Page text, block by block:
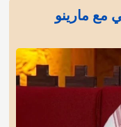
مع مارينو